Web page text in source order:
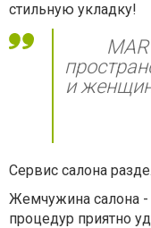
стильную укладку!
и женщин
Сервис салона
Жемчужина салона -
процедур приятно